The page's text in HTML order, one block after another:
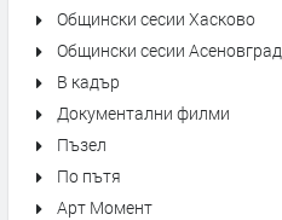
Общински сесии Хасково
Общински сесии Асеновград
В кадър
Документални филми
Пъзел
По пътя
Арт Момент